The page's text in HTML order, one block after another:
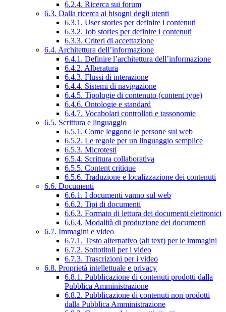
6.2.4. Ricerca sui forum
6.3. Dalla ricerca ai bisogni degli utenti
6.3.1. User stories per definire i contenuti
6.3.2. Job stories per definire i contenuti
6.3.3. Criteri di accettazione
6.4. Architettura dell’informazione
6.4.1. Definire l’architettura dell’informazione
6.4.2. Alberatura
6.4.3. Flussi di interazione
6.4.4. Sistemi di navigazione
6.4.5. Tipologie di contenuto (content type)
6.4.6. Ontologie e standard
6.4.7. Vocabolari controllati e tassonomie
6.5. Scrittura e linguaggio
6.5.1. Come leggono le persone sul web
6.5.2. Le regole per un linguaggio semplice
6.5.3. Microtesti
6.5.4. Scrittura collaborativa
6.5.5. Content critique
6.5.6. Traduzione e localizzazione dei contenuti
6.6. Documenti
6.6.1. I documenti vanno sul web
6.6.2. Tipi di documenti
6.6.3. Formato di lettura dei documenti elettronici
6.6.4. Modalità di produzione dei documenti
6.7. Immagini e video
6.7.1. Testo alternativo (alt text) per le immagini
6.7.2. Sottotitoli per i video
6.7.3. Trascrizioni per i video
6.8. Proprietà intellettuale e privacy
6.8.1. Pubblicazione di contenuti prodotti dalla
Pubblica Amministrazione
6.8.2. Pubblicazione di contenuti non prodotti
dalla Pubblica Amministrazione